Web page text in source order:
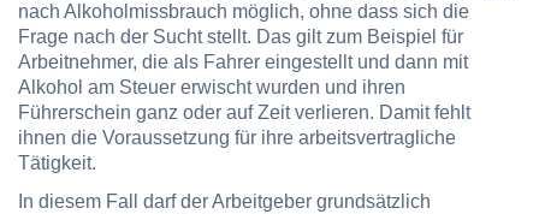
nach Alkoholmissbrauch möglich, ohne dass sich die
Frage nach der Sucht stellt. Das gilt zum Beispiel für
Arbeitnehmer, die als Fahrer eingestellt und dann mit
Alkohol am Steuer erwischt wurden und ihren
Führerschein ganz oder auf Zeit verlieren. Damit fehlt
ihnen die Voraussetzung für ihre arbeitsvertragliche
Tätigkeit.
In diesem Fall darf der Arbeitgeber grundsätzlich